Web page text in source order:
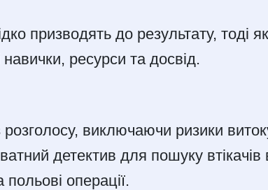
призводять до результату, тоді
ресурси та досвід.
виключаючи ризики
детектив для пошуку втікачів
операції.